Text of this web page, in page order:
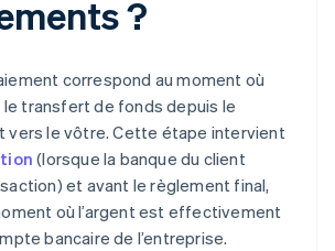
?
correspond au moment où
le transfert de fonds depuis le
vers le vôtre. Cette étape intervient
(lorsque la banque du client
et avant le règlement final,
où l’argent est effectivement
bancaire de l’entreprise.